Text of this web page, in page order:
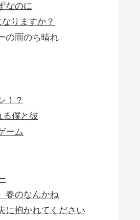
なのに
りますか？
の雨のち晴れ
！？
る僕と彼
ーム
春のなんかね
に抱かれてください